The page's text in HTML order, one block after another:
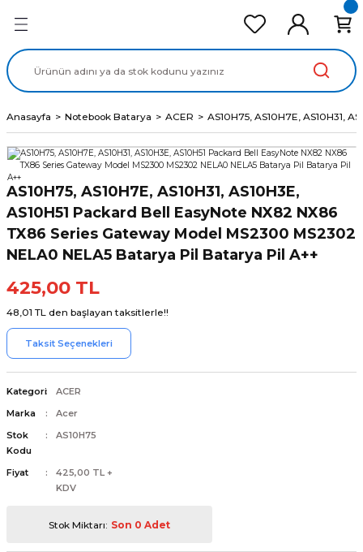
Ekran Panel
Data Kablo
Anasayfa Notebook Batarya ACER AS10H75, AS10H7E, AS10H31,
AS10H75, AS10H7E, AS10H31, AS10H3E,
AS10H51 Packard Bell EasyNote NX82 NX86
TX86 Series Gateway Model MS2300 MS2302
NELA0 NELA5 Batarya Pil Batarya Pil A++
425,00 TL
48,01 TL den başlayan taksitlerle!!
Taksit Seçenekleri
Kategori
ACER
Marka
Acer
Stok
Kodu
AS10H75
Fiyat
425,00 TL +
KDV
Stok Miktarı: Son 0 Adet